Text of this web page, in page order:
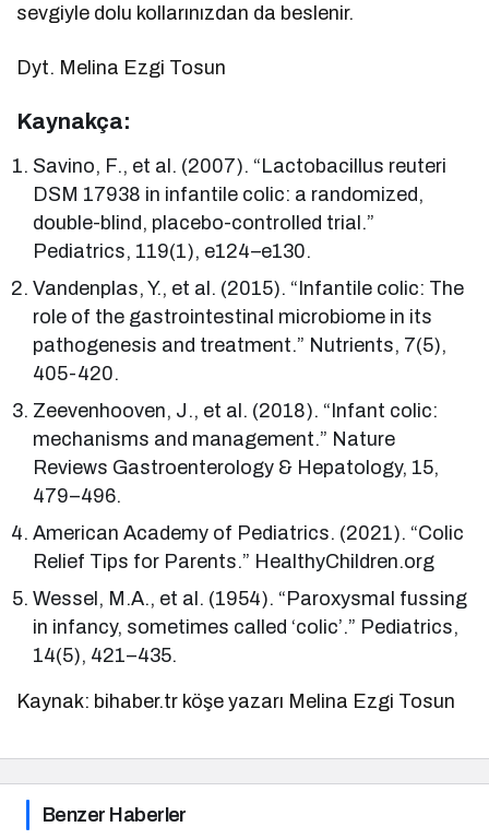
sevgiyle dolu kollarınızdan da beslenir.
Dyt. Melina Ezgi Tosun
Kaynakça:
Savino, F., et al. (2007). “Lactobacillus reuteri
DSM 17938 in infantile colic: a randomized,
double-blind, placebo-controlled trial.”
Pediatrics, 119(1), e124–e130.
Vandenplas, Y., et al. (2015). “Infantile colic: The
role of the gastrointestinal microbiome in its
pathogenesis and treatment.” Nutrients, 7(5),
405-420.
Zeevenhooven, J., et al. (2018). “Infant colic:
mechanisms and management.” Nature
Reviews Gastroenterology & Hepatology, 15,
479–496.
American Academy of Pediatrics. (2021). “Colic
Relief Tips for Parents.” HealthyChildren.org
Wessel, M.A., et al. (1954). “Paroxysmal fussing
in infancy, sometimes called ‘colic’.” Pediatrics,
14(5), 421–435.
Kaynak: bihaber.tr köşe yazarı Melina Ezgi Tosun
Benzer Haberler